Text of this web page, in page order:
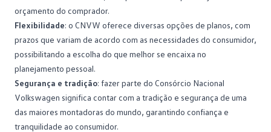
orçamento do comprador.
Flexibilidade: o CNVW oferece diversas opções de planos, com
prazos que variam de acordo com as necessidades do consumidor,
possibilitando a escolha do que melhor se encaixa no
planejamento pessoal.
Segurança e tradição: fazer parte do Consórcio Nacional
Volkswagen significa contar com a tradição e segurança de uma
das maiores montadoras do mundo, garantindo confiança e
tranquilidade ao consumidor.